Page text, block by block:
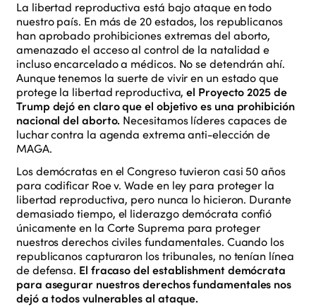
La libertad reproductiva está bajo ataque en todo
nuestro país. En más de 20 estados, los republicanos
han aprobado prohibiciones extremas del aborto,
amenazado el acceso al control de la natalidad e
incluso encarcelado a médicos. No se detendrán ahí.
Aunque tenemos la suerte de vivir en un estado que
protege la libertad reproductiva,el Proyecto 2025 de
Trump dejó en claro que el objetivo es una prohibición
nacional del aborto. Necesitamos líderes capaces de
luchar contra la agenda extrema anti-elección de
MAGA.
Los demócratas en el Congreso tuvieron casi 50 años
para codificar Roe v. Wadeen ley para proteger la
libertad reproductiva, pero nunca lo hicieron. Durante
demasiado tiempo, el liderazgo demócrata confió
únicamente en la Corte Suprema para proteger
nuestros derechos civiles fundamentales. Cuando los
republicanos capturaron los tribunales, no tenían línea
de defensa. El fracaso del establishment demócrata
para asegurar nuestros derechos fundamentales nos
dejó a todos vulnerables al ataque.